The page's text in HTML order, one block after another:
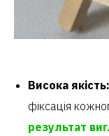
Висока якість:
фіксація
результат